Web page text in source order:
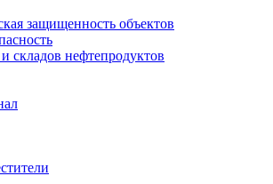
защищенность объектов
складов нефтепродуктов